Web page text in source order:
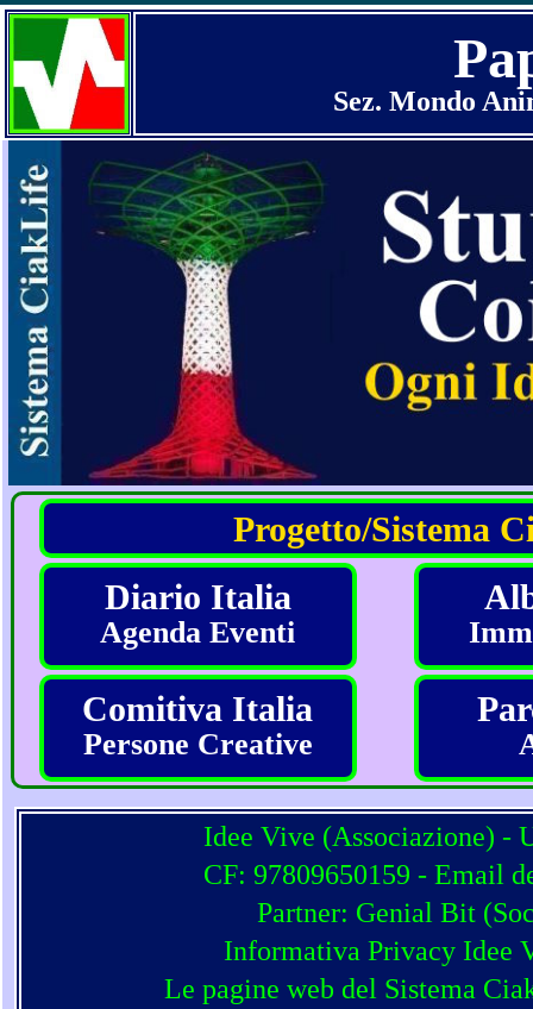
Sez. Mondo
Progetto/Sistema
Diario Italia
Agenda Eventi
Comitiva Italia
Persone Creative
Idee Vive (Associazione) -
CF: 97809650159 - Email
Partner: Genial Bit (
Informativa Privacy Idee
Le pagine web del Sistema